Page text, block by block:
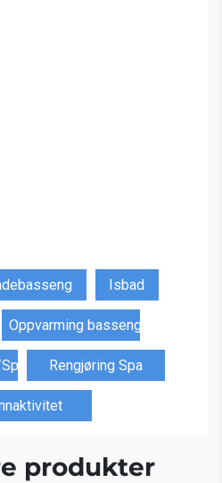
Isbad
Oppvarming basseng
Rengjøring Spa
produkter